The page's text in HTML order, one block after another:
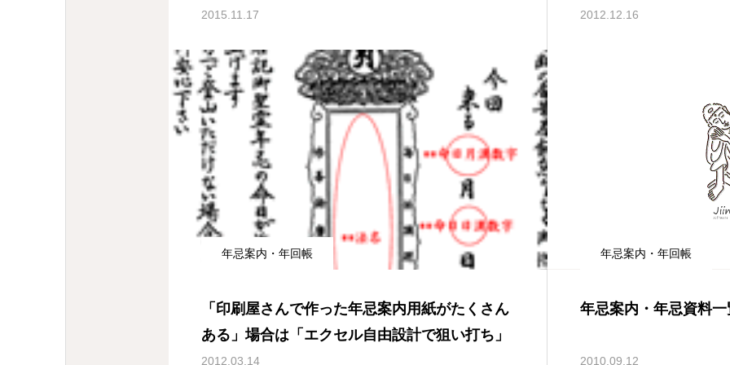
2015.11.17 2012.12.16
年忌案内・年回帳
「印刷屋さんで作った年忌案内用紙がたくさん
ある」場合は「エクセル自由設計で狙い打ち」
2012.03.14
年忌案内・年回帳
年忌案内・年忌資料一
2010.09.12